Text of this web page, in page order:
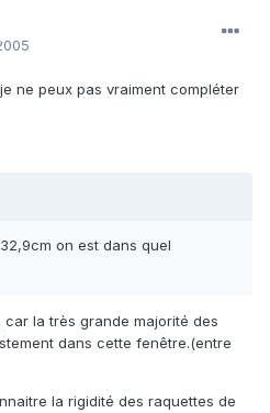
ne peux pas vraiment compléter
on est dans quel
la très grande majorité des
dans cette fenêtre.(entre
la rigidité des raquettes de